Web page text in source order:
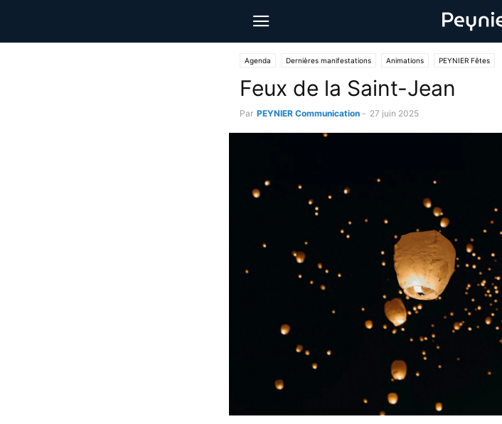
Agenda Dernières manifestations Animations PEYNIER Fêtes
Feux de la Saint-Jean
Par PEYNIER Communication - 27 juin 2025